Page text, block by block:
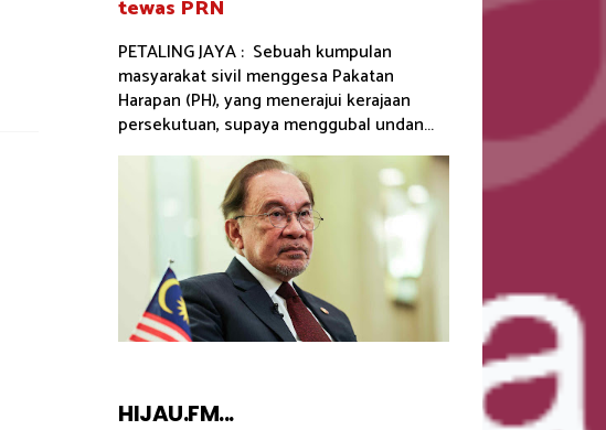
tewas PRN
PETALING JAYA : Sebuah kumpulan
masyarakat sivil menggesa Pakatan
Harapan (PH), yang menerajui kerajaan
persekutuan, supaya menggubal undan...
HIJAU.FM...